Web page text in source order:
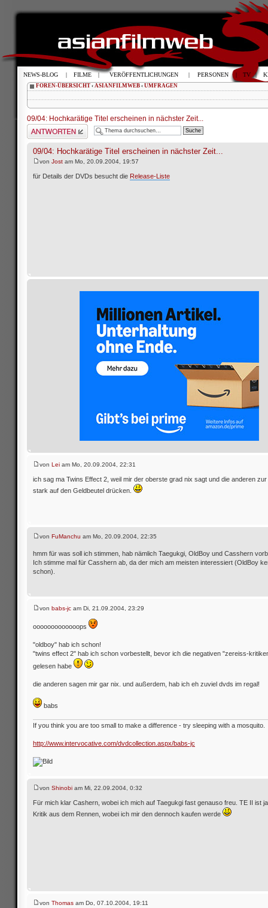
FOREN-ÜBERSICHT ‹ ASIANFILMWEB ‹ UMFRAGEN
09/04: Hochkarätige Titel erscheinen in nächster Zeit...
Antwort schreiben
09/04: Hochkarätige Titel erscheinen in nächster Zeit...
von Jost am Mo, 20.09.2004, 19:57
für Details der DVDs besucht die Release-Liste
von Lei am Mo, 20.09.2004, 22:31
ich sag ma Twins Effect 2, weil mir der oberste grad nix sagt und die anderen
stark auf den Geldbeutel drücken.
von FuManchu am Mo, 20.09.2004, 22:35
hmm für was soll ich stimmen, hab nämlich Taegukgi, OldBoy und Casshern
Ich stimme mal für Casshern ab, da der mich am meisten interessiert (OldBoy
schon).
von babs-jc am Di, 21.09.2004, 23:29
ooooooooooooops
"oldboy" hab ich schon!
"twins effect 2" hab ich schon vorbestellt, bevor ich die negativen "zereiss-
gelesen habe
die anderen sagen mir gar nix. und außerdem, hab ich eh zuviel dvds im regal!
babs
If you think you are too small to make a difference - try sleeping with a mosquito.
http://www.intervocative.com/dvdcollection.aspx/babs-jc
von Shinobi am Mi, 22.09.2004, 0:32
Für mich klar Cashern, wobei ich mich auf Taegukgi fast genauso freu. TE II ist
Kritik aus dem Rennen, wobei ich mir den dennoch kaufen werde
von Thomas am Do, 07.10.2004, 19:11
NEWS-BLOG | FILME | VERÖFFENTLICHUNGEN | PERSONEN | TV |